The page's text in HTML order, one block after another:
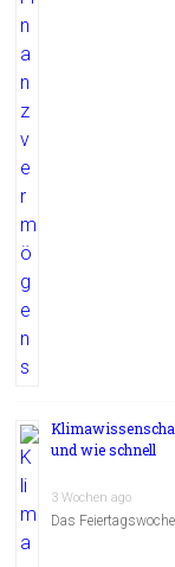
und wie schnell
3 Wochen ago
Das